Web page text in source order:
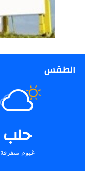
الطقس
حلب
غيوم متفرقة